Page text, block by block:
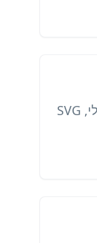
השתמש ב-PNG לשיתוף דיגיטלי, SVG